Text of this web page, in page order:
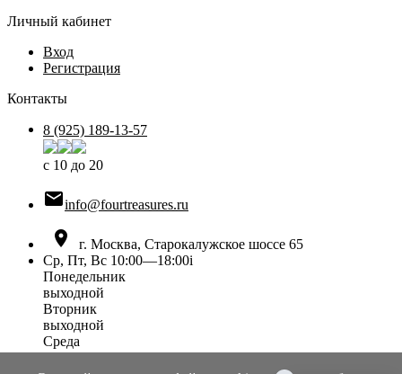
Личный кабинет
Вход
Регистрация
Контакты
8 (925) 189-13-57
с 10 до 20
info@fourtreasures.ru

г. Москва, Старокалужское шоссе 65
Ср, Пт, Вс 10:00—18:00i
Понедельник
выходной
Вторник
выходной
Среда
10:00 — 18:00